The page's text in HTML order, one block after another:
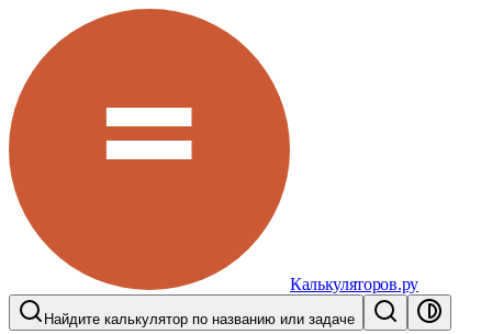
Калькуляторов.ру
Найдите калькулятор по названию или задаче